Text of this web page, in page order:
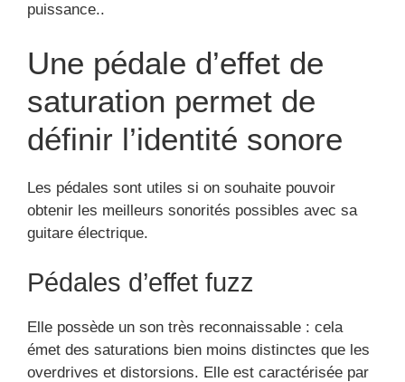
puissance..
Une pédale d’effet de
saturation permet de
définir l’identité sonore
Les pédales sont utiles si on souhaite pouvoir
obtenir les meilleurs sonorités possibles avec sa
guitare électrique.
Pédales d’effet fuzz
Elle possède un son très reconnaissable : cela
émet des saturations bien moins distinctes que les
overdrives et distorsions. Elle est caractérisée par